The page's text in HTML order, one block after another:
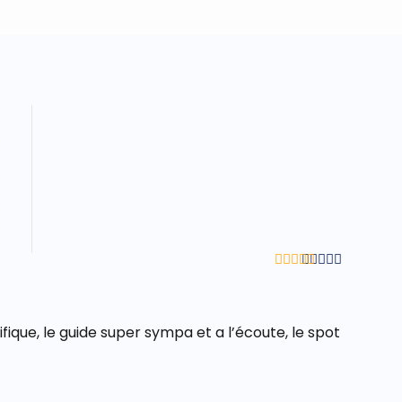
le guide super sympa et a l’écoute, le spot